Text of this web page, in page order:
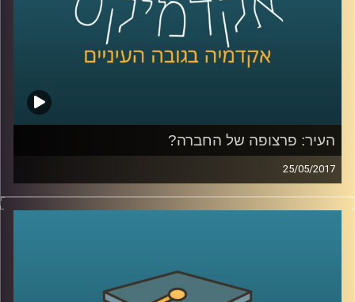
העיר: פרצופה של החברה?
25/05/2017
האם פני העיר הם רק חזות ויזואלית או שמא
לחילופין לצמצם אותם? ד"ר נתי מרום מעניק
נקודת מבט חברתית אודות עולם התכנון העירוני